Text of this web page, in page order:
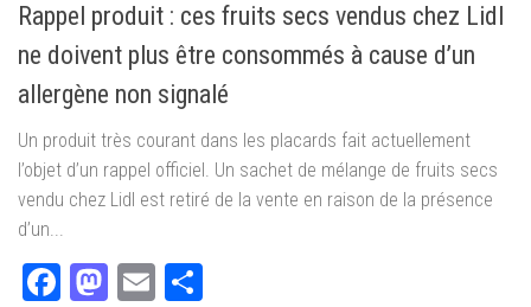
Rappel produit : ces fruits secs vendus chez Lidl
ne doivent plus être consommés à cause d’un
allergène non signalé
Un produit très courant dans les placards fait actuellement
l’objet d’un rappel officiel. Un sachet de mélange de fruits secs
vendu chez Lidl est retiré de la vente en raison de la présence
d’un...
Facebook
Mastodon
Email